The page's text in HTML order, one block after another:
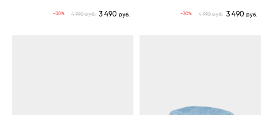
-30% 4 990руб. 3 490 руб. -30% 4 990руб. 3 490руб.